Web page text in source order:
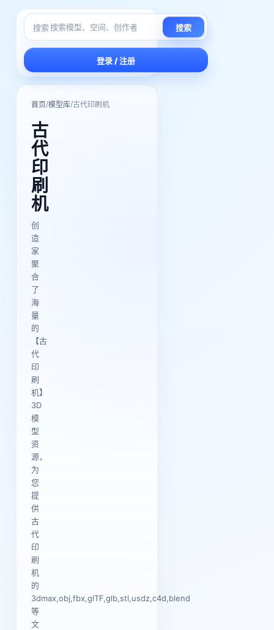
搜索 搜索
登录 / 注册
首页/模型库/古代印刷机
古
代
印
刷
机
创
造
家
聚
合
了
海
量
的
【古
代
印
刷
机】
3D
模
型
资
源，
为
您
提
供
古
代
印
刷
机
的
3dmax,obj,fbx,glTF,glb,stl,usdz,c4d,blend
等
文